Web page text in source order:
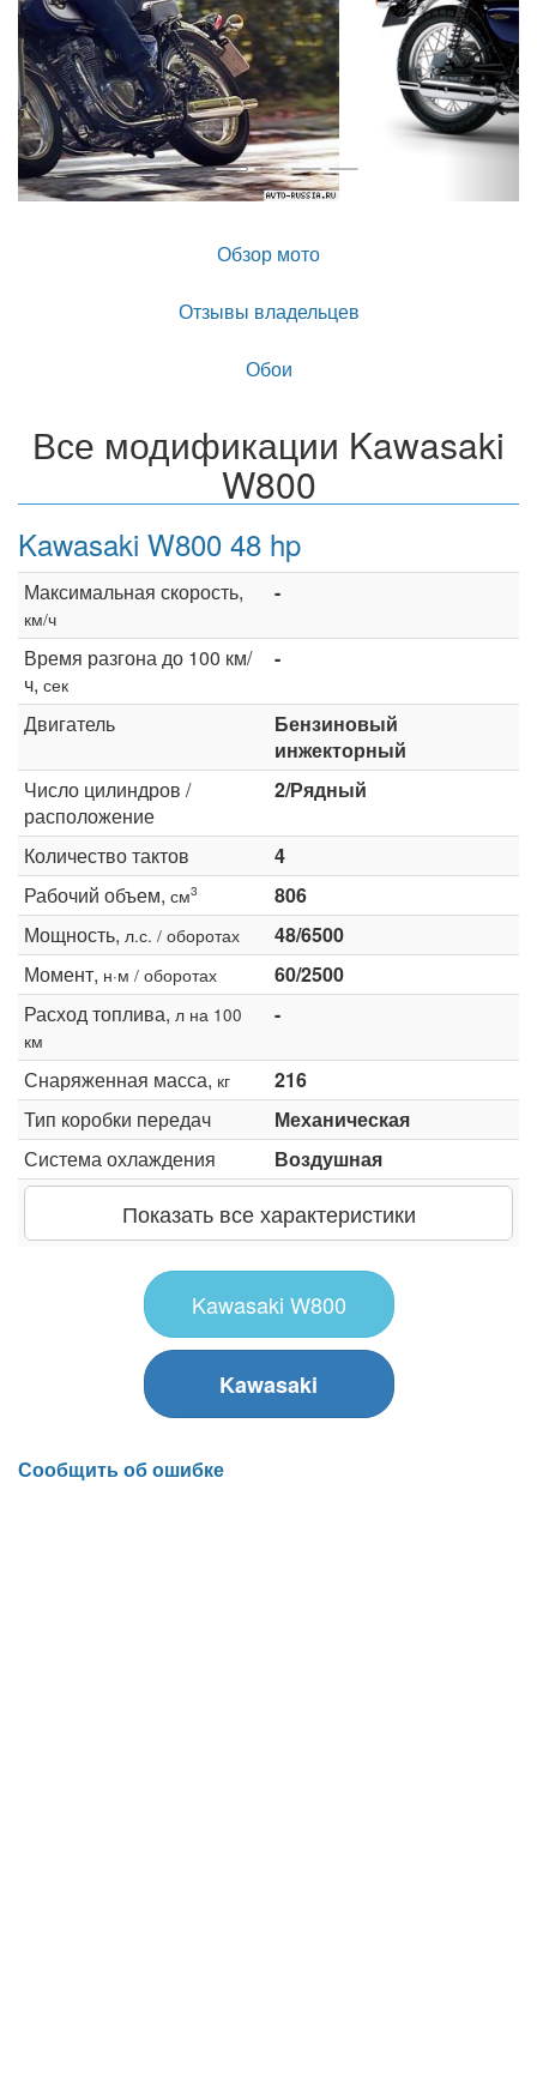
Обзор мото
Отзывы владельцев
Обои
Все модификации Kawasaki
W800
Kawasaki W800 48 hp
Максимальная скорость,
км/ч
-
Время разгона до 100 км/
ч, сек
-
Двигатель
Бензиновый
инжекторный
Число цилиндров /
расположение
2/Рядный
Количество тактов
4
Рабочий объем, см3
806
Мощность, л.с. / оборотах
48/6500
Момент, н·м / оборотах
60/2500
Расход топлива, л на 100
км
-
Снаряженная масса, кг
216
Тип коробки передач
Механическая
Система охлаждения
Воздушная
Показать все характеристики
Kawasaki W800
Kawasaki
Сообщить об ошибке